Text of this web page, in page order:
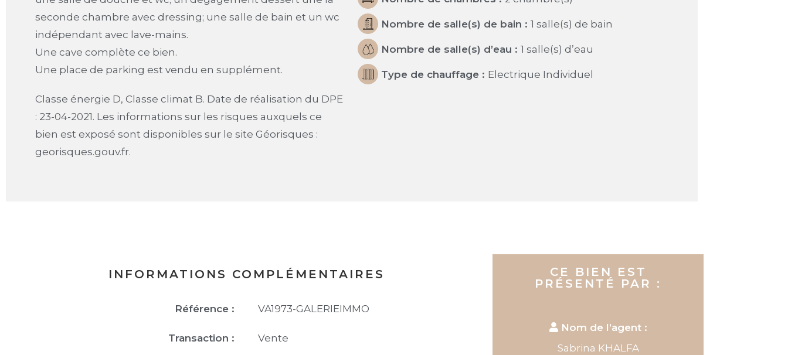
seconde chambre avec dressing; une salle de bain et un wc
indépendant avec lave-mains.
Une cave complète ce bien.
Une place de parking est vendu en supplément.
Classe énergie D, Classe climat B. Date de réalisation du DPE
: 23-04-2021. Les informations sur les risques auxquels ce
bien est exposé sont disponibles sur le site Géorisques :
georisques.gouv.fr.
Nombre de salle(s) de bain : 1 salle(s) de bain
Nombre de salle(s) d’eau : 1 salle(s) d’eau
Type de chauffage : Electrique Individuel
INFORMATIONS COMPLÉMENTAIRES
Référence : VA1973-GALERIEIMMO
Transaction : Vente
CE BIEN EST
PRÉSENTÉ PAR :
Nom de l’agent :
Sabrina KHALFA